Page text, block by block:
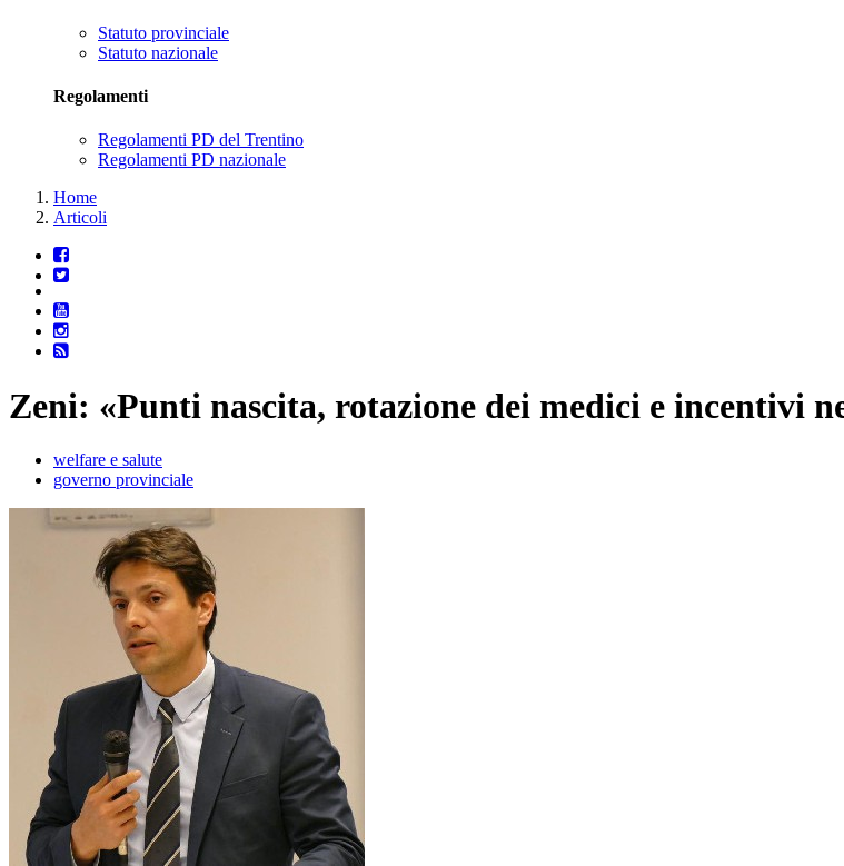
Statuto provinciale
Statuto nazionale
Regolamenti
Regolamenti PD del Trentino
Regolamenti PD nazionale
Home
Articoli
Zeni: «Punti nascita, rotazione dei medici e incentivi
welfare e salute
governo provinciale